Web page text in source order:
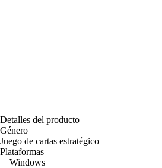
Detalles del producto
Género
Juego de cartas estratégico
Plataformas
Windows